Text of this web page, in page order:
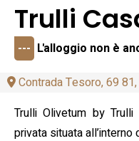
Trulli
--- L'alloggio non è
Contrada Tesoro, 69
Trulli Olivetum by
privata situata